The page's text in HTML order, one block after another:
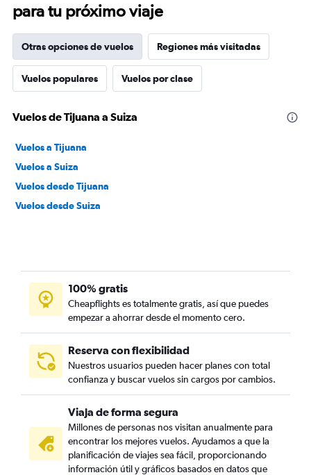
para tu próximo viaje
Otras opciones de vuelos Regiones más visitadas
Vuelos populares Vuelos por clase
Vuelos de Tijuana a Suiza
Vuelos a Tijuana
Vuelos a Suiza
Vuelos desde Tijuana
Vuelos desde Suiza
100% gratis
Cheapflights es totalmente gratis, así que puedes
empezar a ahorrar desde el momento cero.
Reserva con flexibilidad
Nuestros usuarios pueden hacer planes con total
confianza y buscar vuelos sin cargos por cambios.
Viaja de forma segura
Millones de personas nos visitan anualmente para
encontrar los mejores vuelos. Ayudamos a que la
planificación de viajes sea fácil, proporcionando
información útil y gráficos basados en datos que